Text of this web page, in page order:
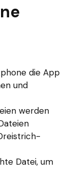
die App
und
werden
Datei, um